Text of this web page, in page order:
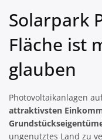
Solarpark
Fläche ist
glauben
Photovoltaikanlagen
attraktivsten
ungenutztes Land zu